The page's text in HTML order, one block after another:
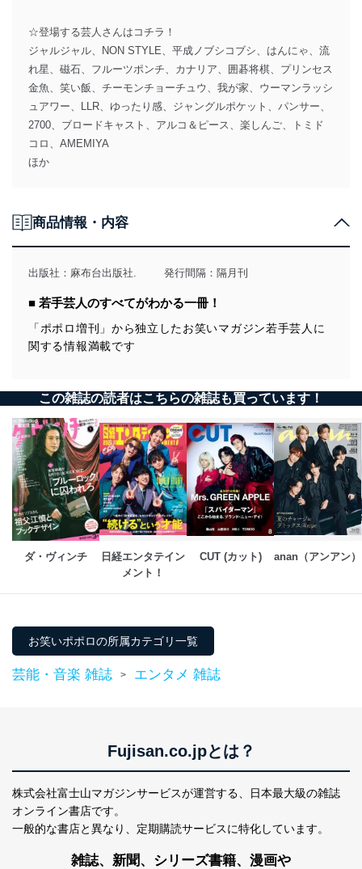
☆登場する芸人さんはコチラ！
ジャルジャル、NON STYLE、平成ノブシコブシ、はんにゃ、流
れ星、磁石、フルーツポンチ、カナリア、囲碁将棋、プリンセス
金魚、笑い飯、チーモンチョーチュウ、我が家、ウーマンラッシ
ュアワー、LLR、ゆったり感、ジャングルポケット、パンサー、
2700、ブロードキャスト、アルコ＆ピース、楽しんご、トミド
コロ、AMEMIYA
ほか
商品情報・内容
出版社： 麻布台出版社. 発行間隔：隔月刊
■ 若手芸人のすべてがわかる一冊！
「ポポロ増刊」から独立したお笑いマガジン若手芸人に
関する情報満載です
この雑誌の読者はこちらの雑誌も買っています！
ダ・ヴィンチ
日経エンタテイン
メント！
CUT (カット) anan（アンアン）
お笑いポポロの所属カテゴリ一覧
芸能・音楽 雑誌 > エンタメ 雑誌
Fujisan.co.jpとは？
株式会社富士山マガジンサービスが運営する、
日本最大級の雑誌
オンライン書店です。
一般的な書店と異なり、 定期購読サービスに特化しています。
雑誌、新聞、シリーズ書籍、漫画や